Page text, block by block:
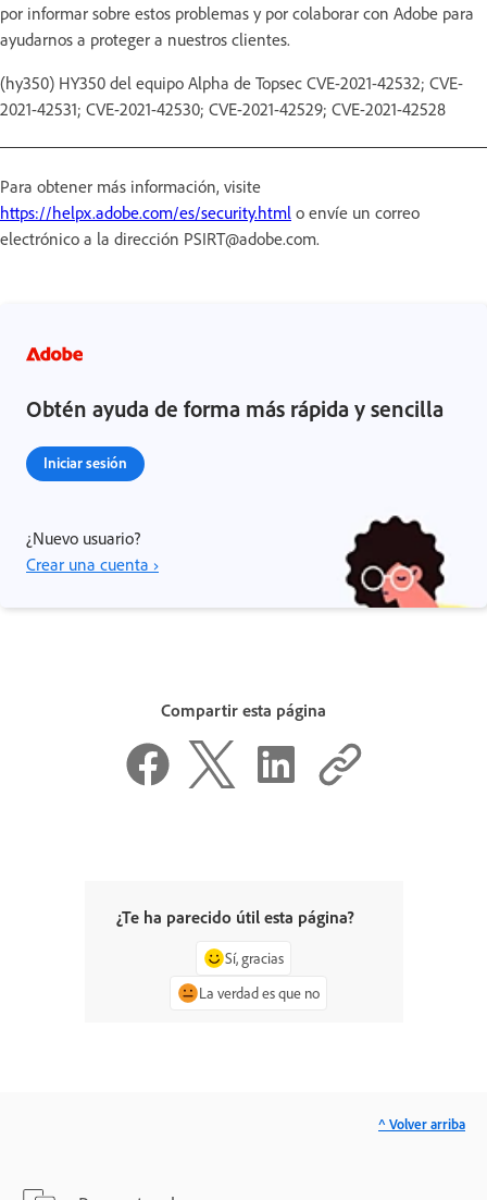
por informar sobre estos problemas y por colaborar con Adobe para
ayudarnos a proteger a nuestros clientes.
(hy350) HY350 del equipo Alpha de Topsec CVE-2021-42532; CVE-
2021-42531; CVE-2021-42530; CVE-2021-42529; CVE-2021-42528
Para obtener más información, visite
https://helpx.adobe.com/es/security.html o envíe un correo
electrónico a la dirección PSIRT@adobe.com.
Obtén ayuda de forma más rápida y sencilla
Iniciar sesión
¿Nuevo usuario?
Crear una cuenta ›
Compartir esta página
¿Te ha parecido útil esta página?
Sí, gracias
La verdad es que no
^ Volver arriba